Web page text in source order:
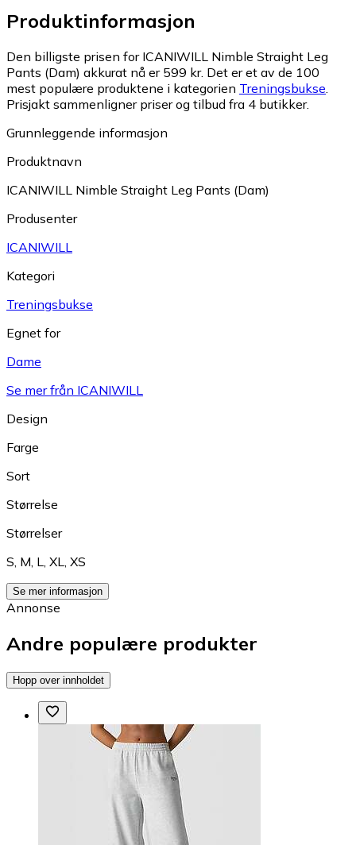
Produktinformasjon
Den billigste prisen for ICANIWILL Nimble Straight Leg
Pants (Dam) akkurat nå er 599 kr. Det er et av de 100
mest populære produktene i kategorien Treningsbukse.
Prisjakt sammenligner priser og tilbud fra 4 butikker.
Grunnleggende informasjon
Produktnavn
ICANIWILL Nimble Straight Leg Pants (Dam)
Produsenter
ICANIWILL
Kategori
Treningsbukse
Egnet for
Dame
Se mer från ICANIWILL
Design
Farge
Sort
Størrelse
Størrelser
S, M, L, XL, XS
Se mer informasjon
Annonse
Andre populære produkter
Hopp over innholdet